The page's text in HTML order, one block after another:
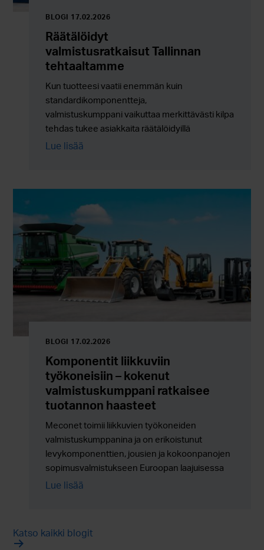
BLOGI 17.02.2026
Räätälöidyt
valmistusratkaisut Tallinnan
tehtaaltamme
Kun tuotteesi vaatii enemmän kuin
standardikomponentteja,
valmistuskumppani vaikuttaa merkittävästi
tehdas tukee asiakkaita räätälöidyillä
valmistusratkaisuilla, kokoonpanoilla ja
Lue lisää
BLOGI 17.02.2026
Komponentit liikkuviin
työkoneisiin – kokenut
valmistuskumppani ratkaisee
tuotannon haasteet
Meconet toimii liikkuvien työkoneiden
valmistuskumppanina ja on erikoistunut
levykomponenttien, jousien ja kokoonpanojen
sopimusvalmistukseen Euroopan laajuisessa
sarjatuotannossa.
Lue lisää
Katso kaikki blogit